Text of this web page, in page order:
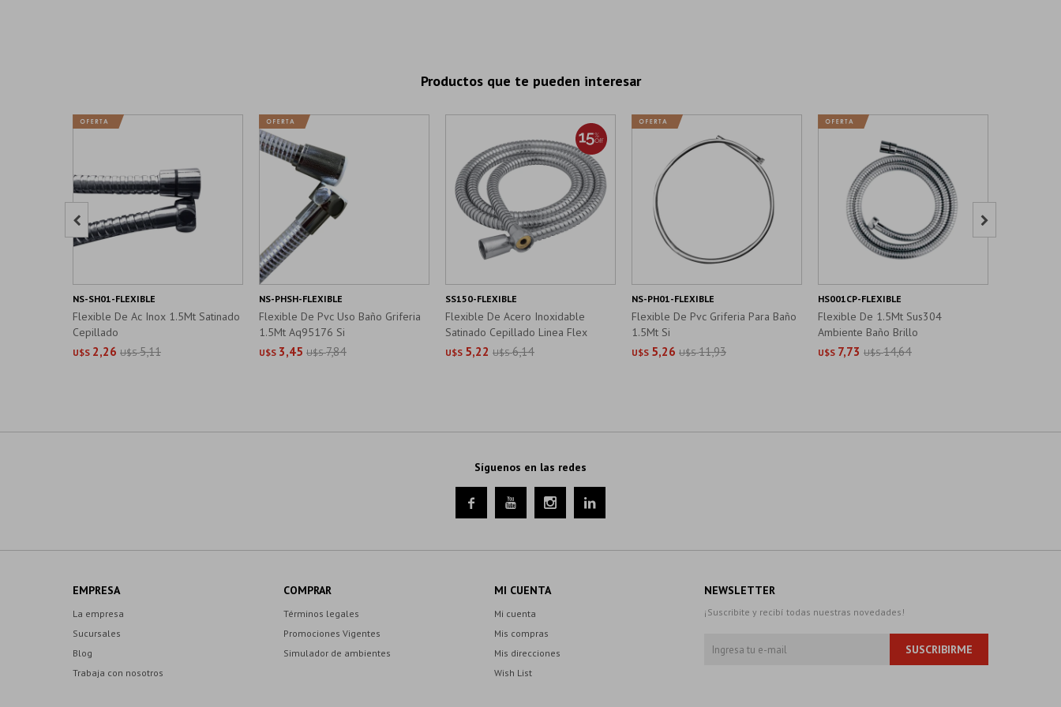
Productos que te pueden interesar
Flexible De Ac Inox 1.5Mt Satinado
Cepillado
U$S 2,26 U$S 5,11
NS-SH01-FLEXIBLE
Flexible De Pvc Uso Baño Griferia
1.5Mt Aq95176 Si
U$S 3,45 U$S 7,84
NS-PHSH-FLEXIBLE
Flexible De Acero Inoxidable
Satinado Cepillado Linea Flex
U$S 5,22 U$S 6,14
SS150-FLEXIBLE
Flexible De Pvc Griferia Para Baño
1.5Mt Si
U$S 5,26 U$S 11,93
NS-PH01-FLEXIBLE
Flexible De 1.5Mt Sus304
Ambiente Baño Brillo
U$S 7,73 U$S 14,64
HS001CP-FLEXIBLE
 
Síguenos en las redes
   
EMPRESA
La empresa
Sucursales
Blog
Trabaja con nosotros
COMPRAR
Términos legales
Promociones Vigentes
Simulador de ambientes
MI CUENTA
Mi cuenta
Mis compras
Mis direcciones
Wish List
NEWSLETTER
¡Suscribite y recibí todas nuestras novedades!
SUSCRIBIRME